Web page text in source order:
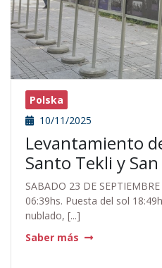
Polska
10/11/2025
Levantamiento
Santo Tekli y
SABADO 23 DE
06:39hs. Puesta del sol
nublado, [...]
Saber más